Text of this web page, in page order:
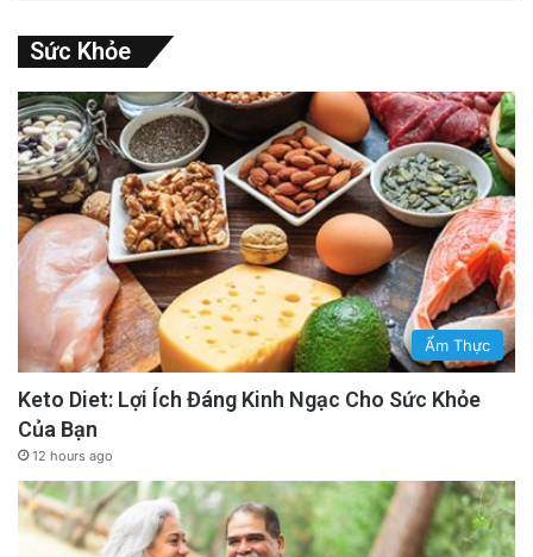
Sức Khỏe
Ẩm Thực
Keto Diet: Lợi Ích Đáng Kinh Ngạc Cho Sức Khỏe
Của Bạn
12 hours ago